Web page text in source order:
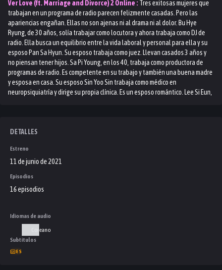
VerLove (ft. Marriage and Divorce) 2 Online : Tres exitosas mujeres que
trabajan en un programa de radio parecen felizmente casadas. Pero las
apariencias engañan. Ellas no son ajenas ni al drama ni al dolor. Bu Hye
Ryung, de 30 años, solía trabajar como locutora y ahora trabaja como DJ de
radio. Ella busca un equilibrio entre la vida laboral y personal para ella y su
esposo Pan Sa Hyun. Su esposo trabaja como juez. Llevan casados ​​3 años y
no piensan tener hijos. Sa Pi Young, en los 40, trabaja como productora de
programas de radio. Es competente en su trabajo y también una buena madre
y esposa en casa. Su esposo Sin Yoo Sin trabaja como médico en
neuropsiquiatría y dirige su propia clínica. Es un esposo romántico. Lee Si Eun,
profesor gracias al amor y apoyo brindado por Lee Si Eun.
DETALLES
Estreno
11 de junio de 2021
Episodios
16 episodios
Idiomas de audio
Coreano
Subtítulos
ES